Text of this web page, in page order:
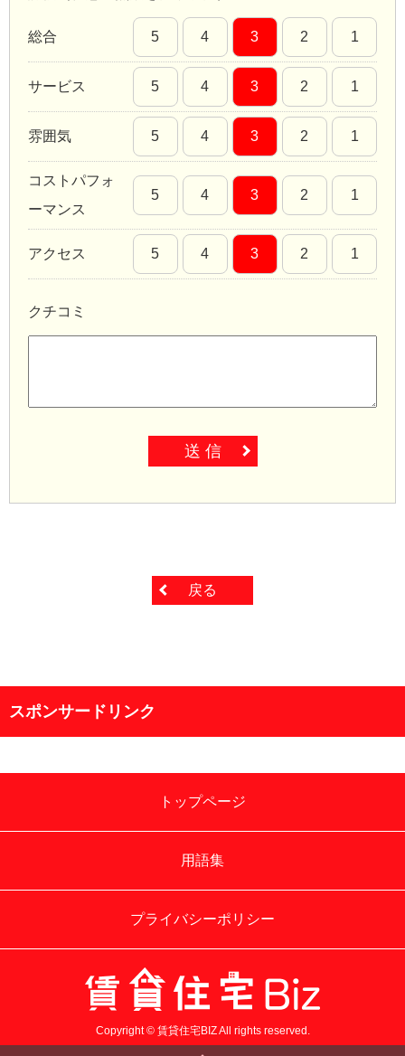
総合 5 4 3 2 1
サービス 5 4 3 2 1
雰囲気 5 4 3 2 1
コストパフォ
ーマンス
5 4 3 2 1
アクセス 5 4 3 2 1
クチコミ
送 信
戻る
スポンサードリンク
トップページ
用語集
プライバシーポリシー
Copyright © 賃貸住宅BIZ All rights reserved.